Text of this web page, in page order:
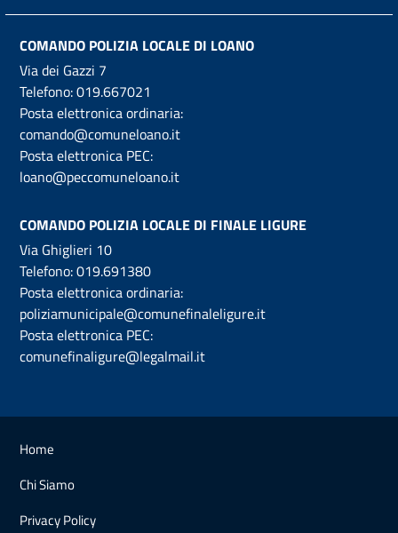
COMANDO POLIZIA LOCALE DI LOANO
Via dei Gazzi 7
Telefono:019.667021
Posta elettronica ordinaria:
comando@comuneloano.it
Posta elettronica PEC:
loano@peccomuneloano.it
COMANDO POLIZIA LOCALE DI FINALE LIGURE
Via Ghiglieri 10
Telefono:019.691380
Posta elettronica ordinaria:
poliziamunicipale@comunefinaleligure.it
Posta elettronica PEC:
comunefinaligure@legalmail.it
Home
Chi Siamo
Privacy Policy